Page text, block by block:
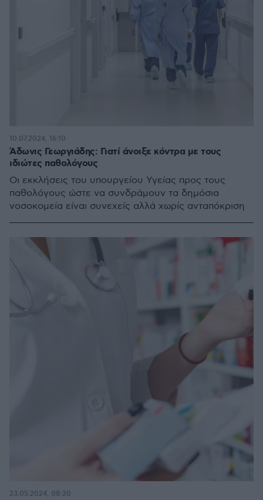
Άδωνις Γεωργιάδης: Γιατί άνοιξε κόντρα με τους
ιδιώτες παθολόγους
Οι εκκλήσεις του υπουργείου Υγείας προς τους
παθολόγους ώστε να συνδράμουν τα δημόσια
νοσοκομεία είναι συνεχείς αλλά χωρίς ανταπόκριση
10.07.2024, 16:10
23.05.2024, 08:20